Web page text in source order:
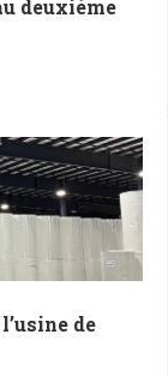
deuxième
de